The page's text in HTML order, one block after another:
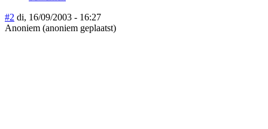
#2 di, 16/09/2003 - 16:27
Anoniem (anoniem geplaatst)